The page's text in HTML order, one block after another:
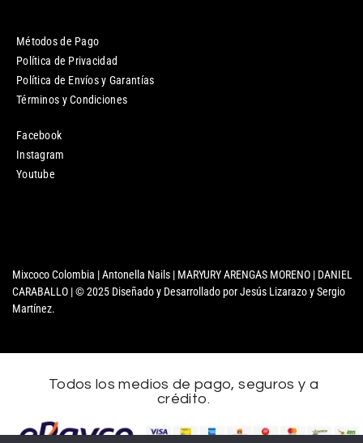
Métodos de Pago
Política de Privacidad
Política de Envíos y Garantías
Términos y Condiciones
Facebook
Instagram
Youtube
Mixcoco Colombia | Antonella Nails | MARYURY ARENGAS MORENO | DANIEL
CARABALLO | © 2025 Diseñado y Desarrollado por Jesús Lizarazo y Sergio
Martínez.
Todos los medios de pago, seguros y a
crédito.